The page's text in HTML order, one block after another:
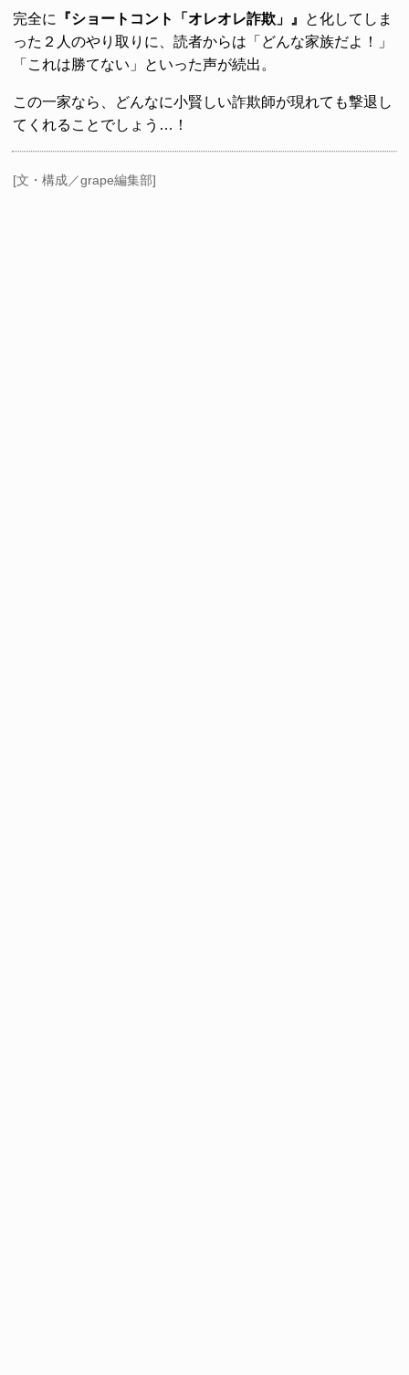
完全に 『ショートコント「オレオレ詐欺」』
と化してしま
った２人のやり取りに、読者からは「どんな家族だよ！」
「これは勝てない」といった声が続出。
この一家なら、どんなに小賢しい詐欺師が現れても撃退し
てくれることでしょう…！
[文・構成／grape編集部]